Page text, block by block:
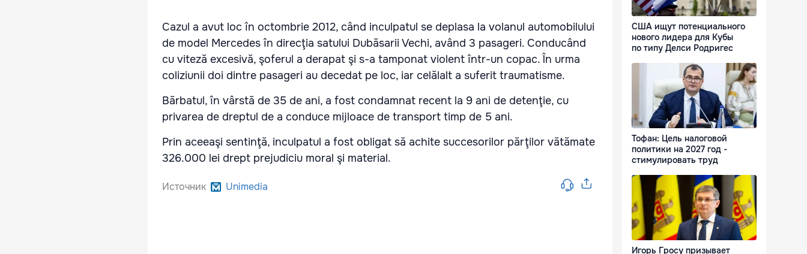
Cazul a avut loc în octombrie 2012, când inculpatul se deplasa la volanul automobilului
de model Mercedes în direcţia satului Dubăsarii Vechi, având 3 pasageri. Conducând
cu viteză excesivă, şoferul a derapat şi s-a tamponat violent într-un copac. În urma
coliziunii doi dintre pasageri au decedat pe loc, iar celălalt a suferit traumatisme.
Bărbatul, în vârstă de 35 de ani, a fost condamnat recent la 9 ani de detenţie, cu
privarea de dreptul de a conduce mijloace de transport timp de 5 ani.
Prin aceeaşi sentinţă, inculpatul a fost obligat să achite succesorilor părţilor vătămate
326.000 lei drept prejudiciu moral şi material.
Источник Unimedia
США ищут потенциального
нового лидера для Кубы
по типу Делси Родригес
Тофан: Цель налоговой
политики на 2027 год -
стимулировать труд
Игорь Гросу призывает